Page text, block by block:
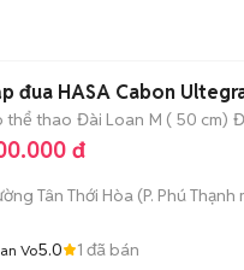
đua HASA Cabon
thể thao Đài Loan M ( 50 cm)
đ
Tân Thới Hòa (P. Phú Thạnh
Vo5.0 1 đã bán